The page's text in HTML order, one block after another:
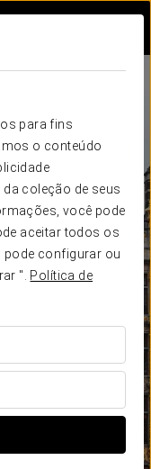
para fins
o conteúdo
coleção de seus
você pode
aceitar todos os
pode configurar ou
". Política de